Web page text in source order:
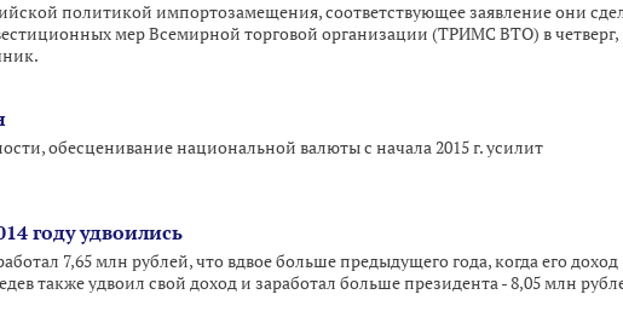
политикой импортозамещения, соответствующее заявление они
мер Всемирной торговой организации (ТРИМС ВТО) в четверг,
обесценивание национальной валюты с начала 2015 г. усилит
году удвоились
7,65 млн рублей, что вдвое больше предыдущего года, когда его доход
также удвоил свой доход и заработал больше президента - 8,05 млн